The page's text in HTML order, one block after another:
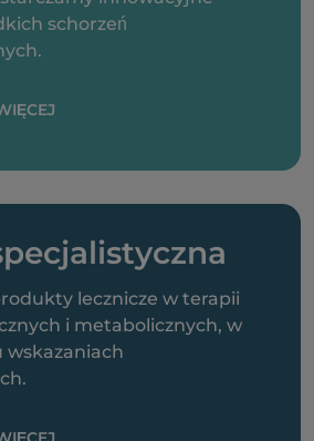
schorzeń
lecznicze w terapii
i metabolicznych, w